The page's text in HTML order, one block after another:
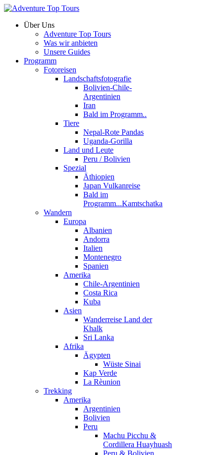
Über Uns
Adventure Top Tours
Was wir anbieten
Unsere Guides
Programm
Fotoreisen
Landschaftsfotografie
Bolivien-Chile-
Argentinien
Iran
Bald im Programm..
Tiere
Nepal-Rote Pandas
Uganda-Gorilla
Land und Leute
Peru / Bolivien
Spezial
Äthiopien
Japan Vulkanreise
Bald im
Programm...Kamtschatka
Wandern
Europa
Albanien
Andorra
Italien
Montenegro
Spanien
Amerika
Chile-Argentinien
Costa Rica
Kuba
Asien
Wanderreise Land der
Khalk
Sri Lanka
Afrika
Ägypten
Wüste Sinai
Kap Verde
La Rèunion
Trekking
Amerika
Argentinien
Bolivien
Peru
Machu Picchu &
Cordillera Huayhuash
Peru & Bolivien